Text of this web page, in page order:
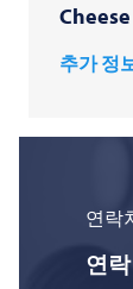
추가 정
연락
연